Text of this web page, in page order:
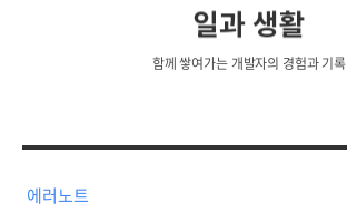
일과 생활
함께 쌓여가는 개발자의 경험과 기록
에러노트